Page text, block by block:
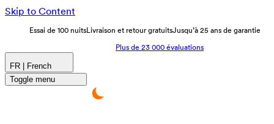
Skip to Content
Essai de 100 nuitsLivraison et retour gratuitsJusqu’à 25 ans de garantie
Plus de 23 000 évaluations
FR | French
Toggle menu